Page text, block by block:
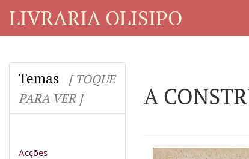
LIVRARIA OLISIPO
Temas
[ TOQUE
PARA VER ]
Acções
A